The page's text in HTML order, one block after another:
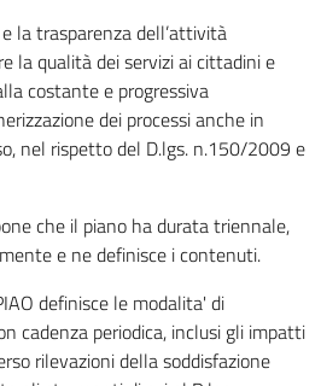
la trasparenza dell’attività
la qualità dei servizi ai cittadini e
costante e progressiva
dei processi anche in
nel rispetto del D.lgs. n.150/2009 e
che il piano ha durata triennale,
e ne definisce i contenuti.
definisce le modalita' di
cadenza periodica, inclusi gli impatti
rilevazioni della soddisfazione